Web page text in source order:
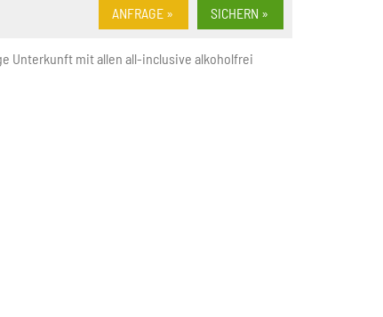
SICHERN »
ANFRAGE »
Unterkunft mit allen all-inclusive alkoholfrei